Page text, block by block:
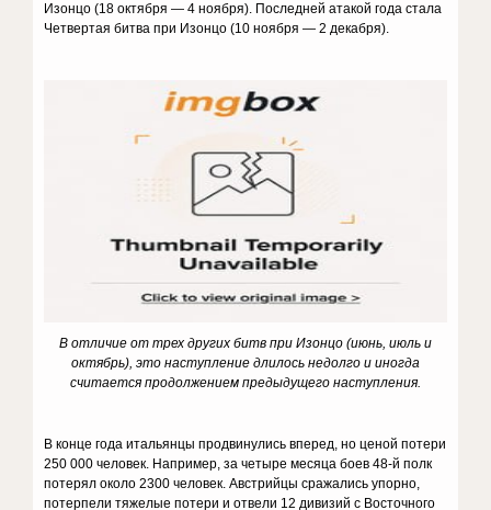
Изонцо (18 октября — 4 ноября). Последней атакой года стала
Четвертая битва при Изонцо (10 ноября — 2 декабря).
В отличие от трех других битв при Изонцо (июнь, июль и
октябрь), это наступление длилось недолго и иногда
считается продолжением предыдущего наступления.
В конце года итальянцы продвинулись вперед, но ценой потери
250 000 человек. Например, за четыре месяца боев 48-й полк
потерял около 2300 человек. Австрийцы сражались упорно,
потерпели тяжелые потери и отвели 12 дивизий с Восточного